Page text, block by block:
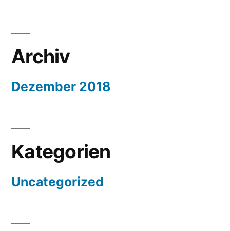
Archiv
Dezember 2018
Kategorien
Uncategorized